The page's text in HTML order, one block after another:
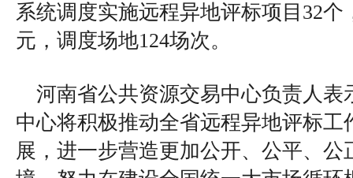
系统调度实施远程异地评标项目32个
元，调度场地124场次。
河南省公共资源交易中心负责人表
中心将积极推动全省远程异地评标工
展，进一步营造更加公开、公平、公